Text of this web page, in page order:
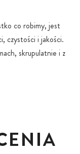
co robimy, jest
czystości i jakości.
skrupulatnie i z